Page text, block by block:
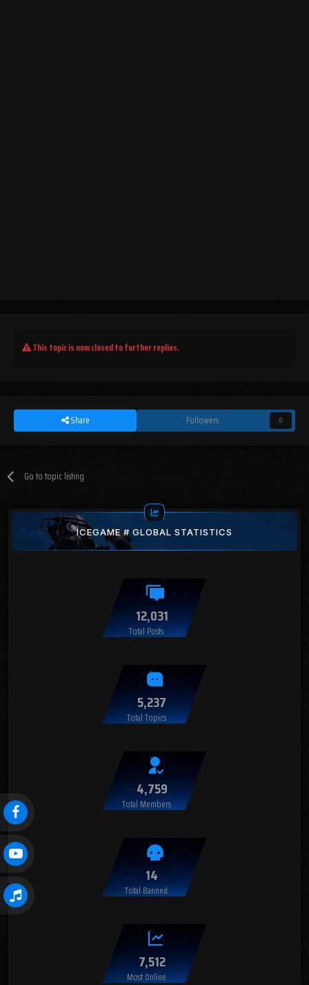
This topic is now closed to further replies.
Share Followers 0
Go to topic listing
ICEGAME # GLOBAL STATISTICS
12,031
Total Posts
5,237
Total Topics
4,759
Total Members
14
Total Banned
7,512
Most Online